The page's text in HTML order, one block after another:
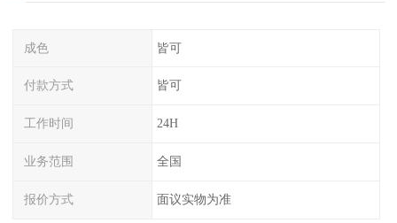
成色 皆可
付款方式 皆可
工作时间 24H
业务范围 全国
报价方式 面议实物为准